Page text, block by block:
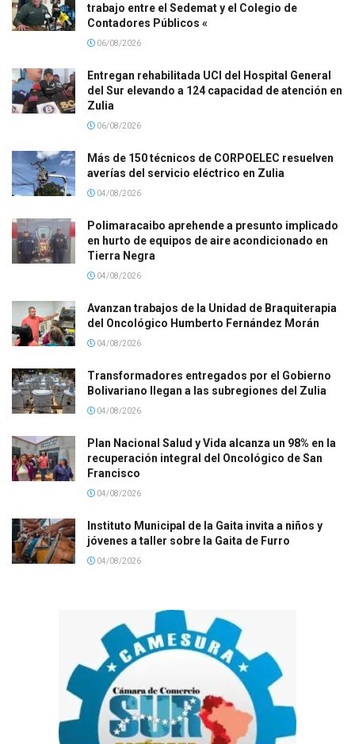
trabajo entre el Sedemat y el Colegio de
Contadores Públicos «
06/08/2026
Entregan rehabilitada UCI del Hospital General
del Sur elevando a 124 capacidad de atención en
Zulia
06/08/2026
Más de 150 técnicos de CORPOELEC resuelven
averías del servicio eléctrico en Zulia
04/08/2026
Polimaracaibo aprehende a presunto implicado
en hurto de equipos de aire acondicionado en
Tierra Negra
04/08/2026
Avanzan trabajos de la Unidad de Braquiterapia
del Oncológico Humberto Fernández Morán
04/08/2026
Transformadores entregados por el Gobierno
Bolivariano llegan a las subregiones del Zulia
04/08/2026
Plan Nacional Salud y Vida alcanza un 98% en la
recuperación integral del Oncológico de San
Francisco
04/08/2026
Instituto Municipal de la Gaita invita a niños y
jóvenes a taller sobre la Gaita de Furro
04/08/2026